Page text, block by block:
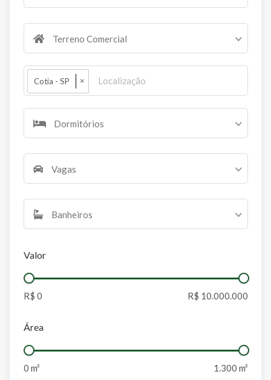
Terreno Comercial
Cotia - SP ×
Dormitórios
Vagas
Banheiros
Valor
Área